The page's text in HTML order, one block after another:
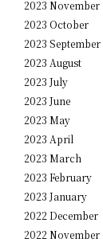
2023 November
2023 October
2023 September
2023 August
2023 July
2023 June
2023 May
2023 April
2023 March
2023 February
2023 January
2022 December
2022 November